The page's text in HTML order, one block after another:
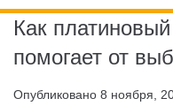
Как
помогает от
Опубликовано 8 ноября,